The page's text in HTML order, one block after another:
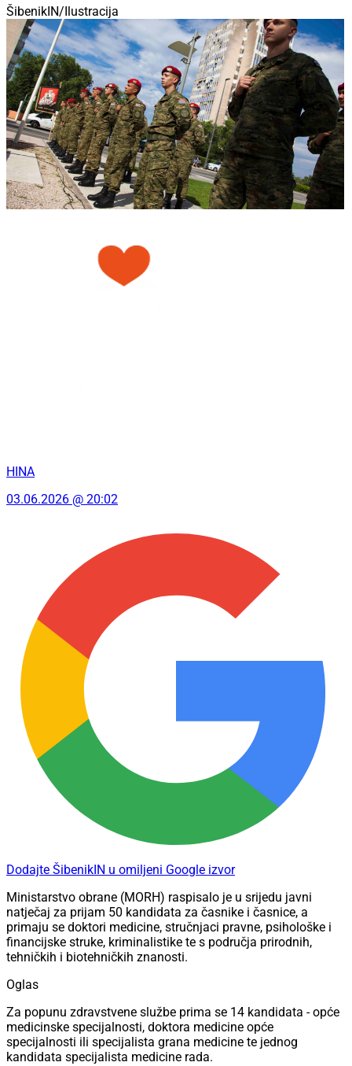
ŠibenikIN/Ilustracija
HINA
03.06.2026 @ 20:02
Dodajte ŠibenikIN u omiljeni Google izvor
Ministarstvo obrane (MORH) raspisalo je u srijedu javni
natječaj za prijam 50 kandidata za časnike i časnice, a
primaju se doktori medicine, stručnjaci pravne, psihološke i
financijske struke, kriminalistike te s područja prirodnih,
tehničkih i biotehničkih znanosti.
Oglas
Za popunu zdravstvene službe prima se 14 kandidata - opće
medicinske specijalnosti, doktora medicine opće
specijalnosti ili specijalista grana medicine te jednog
kandidata specijalista medicine rada.